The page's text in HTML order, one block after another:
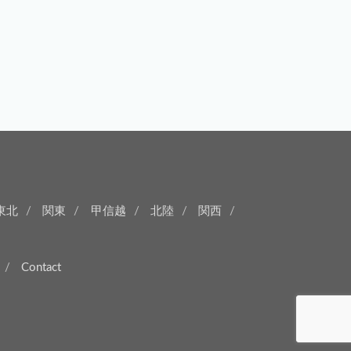
北 関東 甲信越 北陸
関西
Contact